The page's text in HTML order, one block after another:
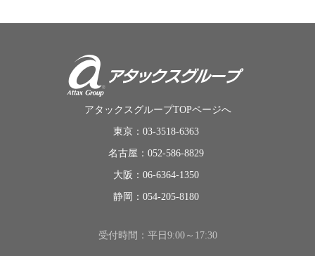
アタックスグループTOPページへ
東京：03-3518-6363
名古屋：052-586-8829
大阪：06-6364-1350
静岡：054-205-8180
受付時間：平日9:00～17:30